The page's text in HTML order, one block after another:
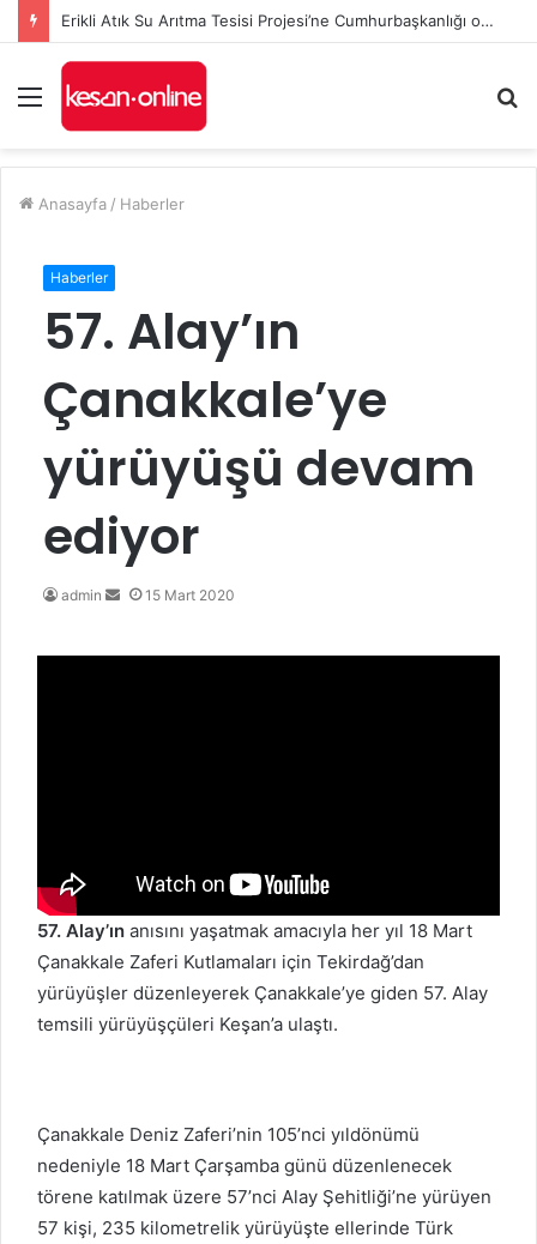
Erikli Atık Su Arıtma Tesisi Projesi’ne Cumhurbaşkanlığı onayı
Menü
...
Anasayfa / Haberler
Haberler
57. Alay’ın
Çanakkale’ye
yürüyüşü devam
ediyor
admin
Bir 15 Mart 2020
57. Alay’ın anısını yaşatmak amacıyla her yıl 18 Mart
Çanakkale Zaferi Kutlamaları için Tekirdağ’dan
yürüyüşler düzenleyerek Çanakkale’ye giden 57. Alay
temsili yürüyüşçüleri Keşan’a ulaştı.
Çanakkale Deniz Zaferi’nin 105’nci yıldönümü
nedeniyle 18 Mart Çarşamba günü düzenlenecek
törene katılmak üzere 57’nci Alay Şehitliği’ne yürüyen
57 kişi, 235 kilometrelik yürüyüşte ellerinde Türk